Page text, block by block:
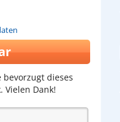
dieses
Vielen Dank!